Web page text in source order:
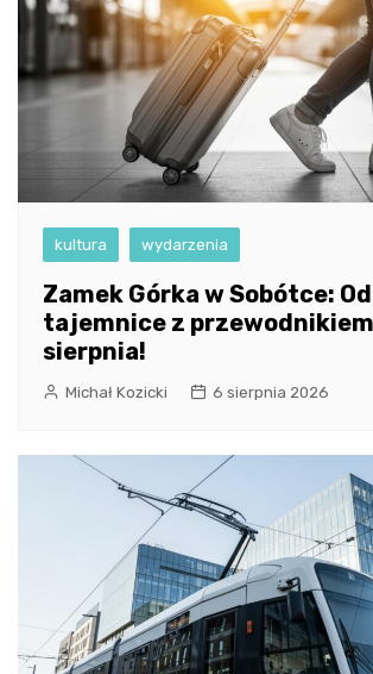
kultura wydarzenia
Zamek Górka w Sobótce:
tajemnice z
sierpnia!
Michał Kozicki 6 sierpnia 2026